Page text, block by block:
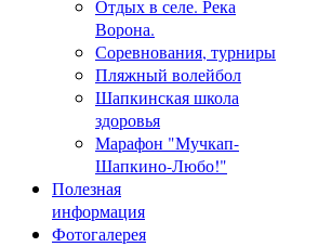
Отдых в селе. Река
Ворона.
Соревнования, турниры
Пляжный волейбол
Шапкинская школа
здоровья
Марафон "Мучкап-
Шапкино-Любо!"
Полезная
информация
Фотогалерея